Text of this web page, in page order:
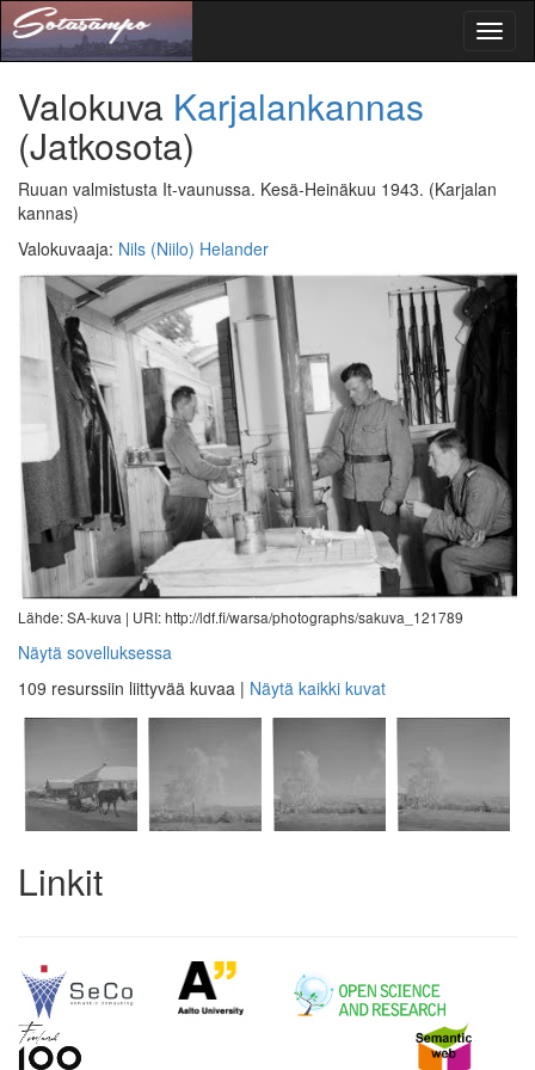
Valokuva Karjalankannas
(Jatkosota)
Ruuan valmistusta It-vaunussa. Kesä-Heinäkuu 1943. (Karjalan
kannas)
Valokuvaaja: Nils (Niilo) Helander
Lähde: SA-kuva | URI: http://ldf.fi/warsa/photographs/sakuva_121789
Näytä sovelluksessa
109 resurssiin liittyvää kuvaa | Näytä kaikki kuvat
Linkit